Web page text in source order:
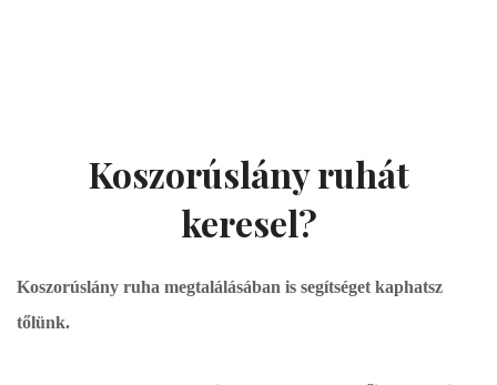
Koszorúslány ruhát
keresel?
Koszorúslány ruha megtalálásában is segítséget kaphatsz
tőlünk.